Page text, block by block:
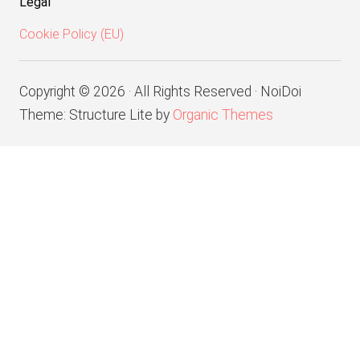
Cookie Policy (EU)
Copyright © 2026 · All Rights Reserved · NoiDoi
Theme: Structure Lite by Organic Themes